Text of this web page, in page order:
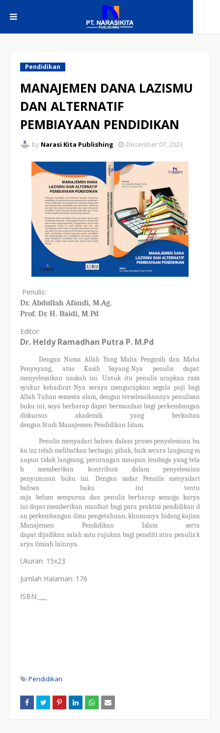
Pendidikan
MANAJEMEN DANA LAZISMU
DAN ALTERNATIF
PEMBIAYAAN PENDIDIKAN
by Narasi Kita Publishing Desember 07, 2023
Penulis:
Dr. Abdullah Afandi, M.Ag.
Prof. Dr. H. Baidi, M.Pd
Editor:
Dr. Heldy Ramadhan Putra P. M.Pd
Dengan Nama Allah Yang Maha Pengasih dan Maha
Penyayang, atas Kasih
Sayang-Nya penulis dapat
menyelesaikan naskahini. Untuk itu penulis ucapkan rasa
syukur kehadirat-Nya seraya mengucapkan segala puji bagi
Allah Tuhan semesta alam, dengan terselesaikannyapenulisan
buku ini, saya berharap dapat bermanfaat bagi perkembangan
diskursus akademik yang berkaitan
denganStudiManajemenPendidikanIslam.
Penulis menyadari bahwa dalam proses penyelesaian bu
ku initelahmelibatkan berbagai pihak, baiksecara langsungm
aupun tidak langsung, perorangan maupun lembaga yang tela
h
memberikan kontribusi dalam
penyelesaian
penyusunan buku ini. Dengan sadarPenulis menyadari
bahwa buku ini tentu
saja belum sempurna dan penulis berharap semoga karya
inidapatmemberikan manfaat bagi para praktisi pendidikan d
anperkembangan ilmu pengetahuan, khususnya bidang kajian
Manajemen Pendidikan Islam serta
dapat dijadikan salahsatu rujukan bagipenelitiatau penulisk
arya ilmiahlainnya.
Ukuran: 15x23
Jumlah Halaman: 176
ISBN:___
Pendidikan